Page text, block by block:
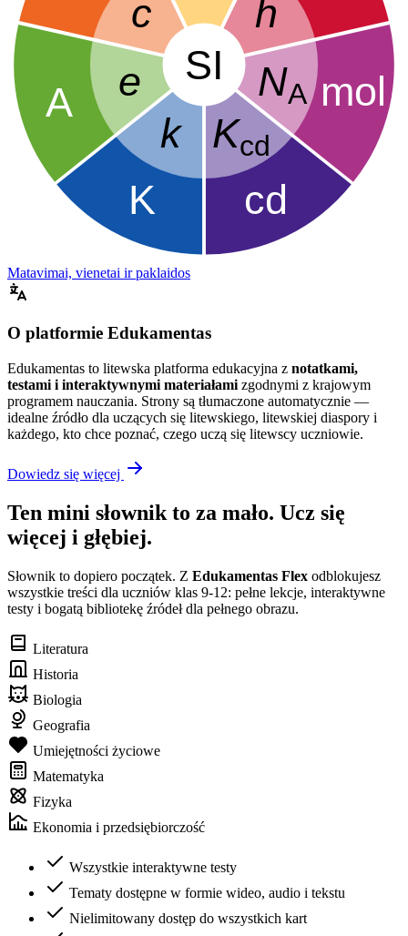
Matavimai, vienetai ir paklaidos
O platformie Edukamentas
Edukamentas to litewska platforma edukacyjna z notatkami,
testami i interaktywnymi materiałami zgodnymi z krajowym
programem nauczania. Strony są tłumaczone automatycznie —
idealne źródło dla uczących się litewskiego, litewskiej diaspory i
każdego, kto chce poznać, czego uczą się litewscy uczniowie.
Dowiedz się więcej
Ten mini słownik to za mało. Ucz się
więcej i głębiej.
Słownik to dopiero początek. Z Edukamentas Flex odblokujesz
wszystkie treści dla uczniów klas 9-12: pełne lekcje, interaktywne
testy i bogatą bibliotekę źródeł dla pełnego obrazu.
Literatura
Historia
Biologia
Geografia
Umiejętności życiowe
Matematyka
Fizyka
Ekonomia i przedsiębiorczość
Wszystkie interaktywne testy
Tematy dostępne w formie wideo, audio i tekstu
Nielimitowany dostęp do wszystkich kart